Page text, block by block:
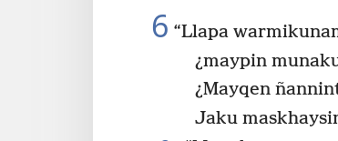
6 “Llapa
¿maypin
¿Mayqen
Jaku